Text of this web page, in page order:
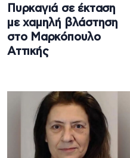
Πυρκαγιά σε έκταση
με χαμηλή βλάστηση
στο Μαρκόπουλο
Αττικής